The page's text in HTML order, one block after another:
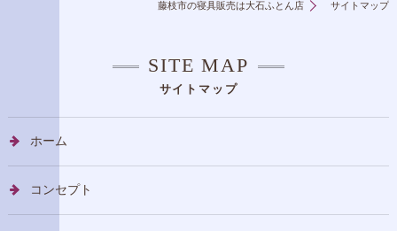
藤枝市の寝具販売は大石ふとん店 サイトマップ
サイトマップ
SITE MAP
ホーム
コンセプト